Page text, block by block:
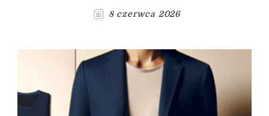
8 czerwca 2026